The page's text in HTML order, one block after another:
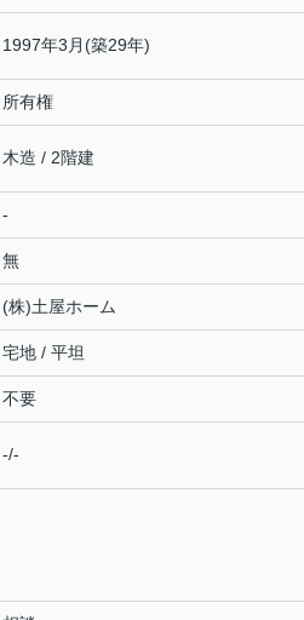
1997年3月(築29年)
所有権
木造 / 2階建
-
無
(株)土屋ホーム
宅地 / 平坦
不要
-/-